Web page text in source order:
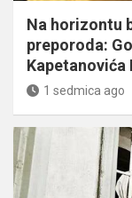
Na horizontu
preporoda:
Kapetanovića
1 sedmica ago